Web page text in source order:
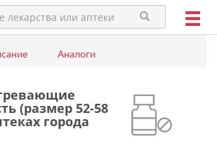
Аналоги
(размер 52-58
города